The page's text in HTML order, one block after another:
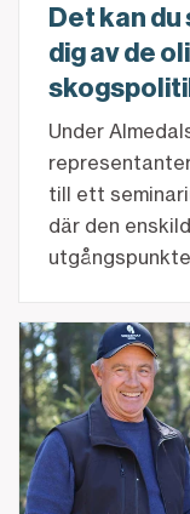
Det kan
dig av de
Under
till ett
där den
Läs intervjun